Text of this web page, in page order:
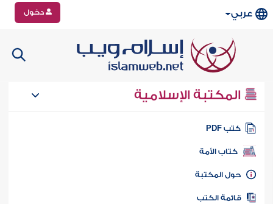
عربي دخول
المكتبة الإسلامية
كتب PDF
كتاب الأمة
المكتبة